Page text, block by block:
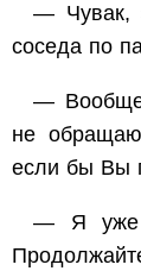
— Чувак,
соседа по
—
не
если бы Вы
— Я уже